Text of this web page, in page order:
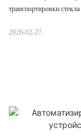
транспортировки стекла
2026-02-27